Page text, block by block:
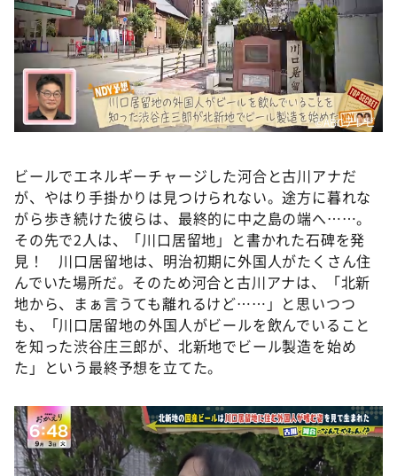
©️ABCテレビ
ビールでエネルギーチャージした河合と古川アナだ
が、やはり手掛かりは見つけられない。途方に暮れな
がら歩き続けた彼らは、最終的に中之島の端へ……。
その先で2人は、「川口居留地」と書かれた石碑を発
見！ 川口居留地は、明治初期に外国人がたくさん住
んでいた場所だ。そのため河合と古川アナは、「北新
地から、まぁ言うても離れるけど……」と思いつつ
も、「川口居留地の外国人がビールを飲んでいること
を知った渋谷庄三郎が、北新地でビール製造を始め
た」という最終予想を立てた。